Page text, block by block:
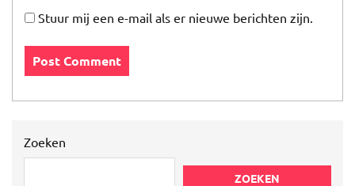
Stuur mij een e-mail als er nieuwe berichten zijn.
Zoeken
ZOEKEN